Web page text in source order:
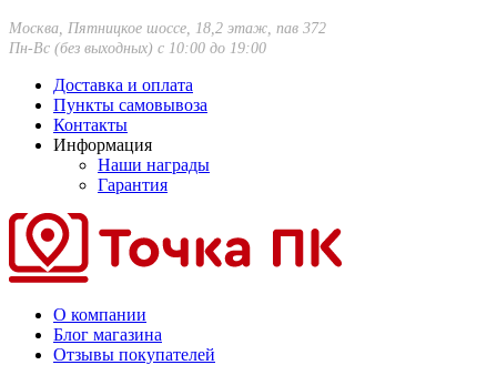
Москва, Пятницкое шоссе, 18,2 этаж, пав 372
Пн-Вс (без выходных) с 10:00 до 19:00
Доставка и оплата
Пункты самовывоза
Контакты
Информация
Наши награды
Гарантия
О компании
Блог магазина
Отзывы покупателей